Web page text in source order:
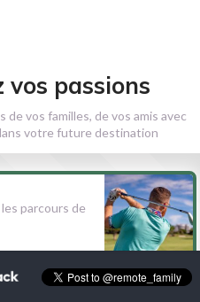
vos passions
de vos familles, de vos amis avec
votre future destination
parcours de